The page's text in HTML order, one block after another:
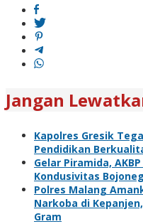
Jangan
Kapolres Gresik
Pendidikan
Gelar Piramida,
Kondusivitas
Polres Malang
Narkoba di
Gram